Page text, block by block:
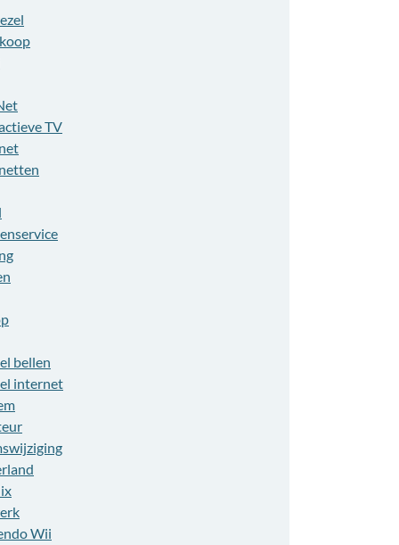
TV
bellen
internet
Wii